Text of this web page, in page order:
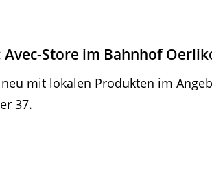
Store im Bahnhof
mit lokalen Produkten im
37.